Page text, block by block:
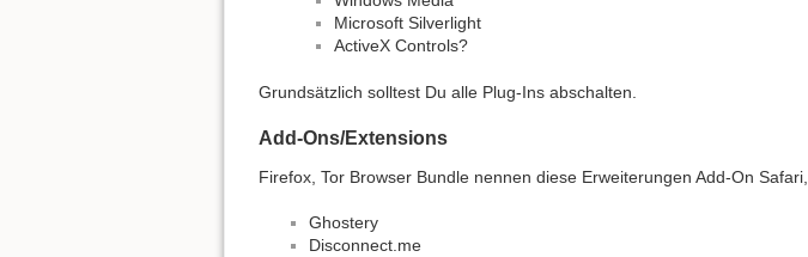
Microsoft Silverlight
ActiveX Controls?
Grundsätzlich solltest Du alle Plug-Ins abschalten.
Add-Ons/Extensions
Firefox, Tor Browser Bundle nennen diese Erweiterungen Add-On
Ghostery
Disconnect.me